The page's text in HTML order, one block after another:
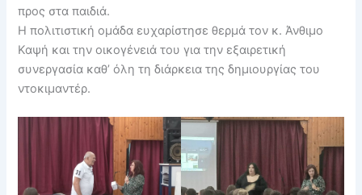
προς στα παιδιά.
Η πολιτιστική ομάδα ευχαρίστησε θερμά τον κ. Άνθιμο
Καψή και την οικογένειά του για την εξαιρετική
συνεργασία καθ’ όλη τη διάρκεια της δημιουργίας του
ντοκιμαντέρ.